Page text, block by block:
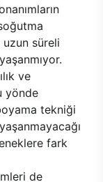
uzun süreli
ve
yönde
tekniği
fark
de